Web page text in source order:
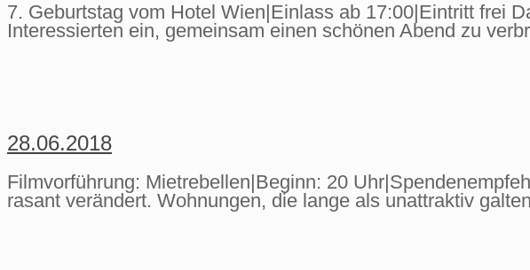
7. Geburtstag vom Hotel Wien|Einlass ab 17:00|Eintritt frei
Interessierten ein, gemeinsam einen schönen Abend zu
28.06.2018
Filmvorführung: Mietrebellen|Beginn: 20
rasant verändert. Wohnungen, die lange als unattraktiv